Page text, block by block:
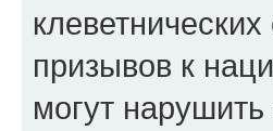
призывов к
могут